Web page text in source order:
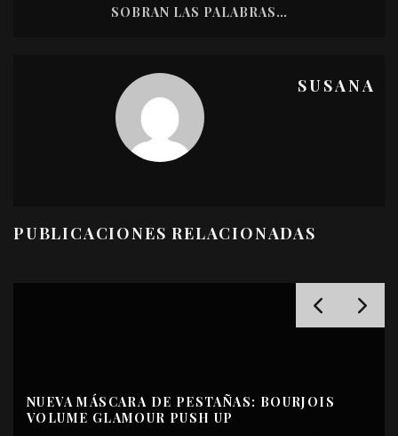
SOBRAN LAS PALABRAS…
SUSANA
PUBLICACIONES RELACIONADAS
NUEVA MÁSCARA DE PESTAÑAS: BOURJOIS
VOLUME GLAMOUR PUSH UP